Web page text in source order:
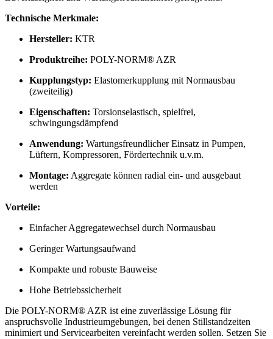
Technische Merkmale:
Hersteller: KTR
Produktreihe: POLY-NORM® AZR
Kupplungstyp: Elastomerkupplung mit Normausbau
(zweiteilig)
Eigenschaften: Torsionselastisch, spielfrei,
schwingungsdämpfend
Anwendung: Wartungsfreundlicher Einsatz in Pumpen,
Lüftern, Kompressoren, Fördertechnik u.v.m.
Montage: Aggregate können radial ein- und ausgebaut
werden
Vorteile:
Einfacher Aggregatewechsel durch Normausbau
Geringer Wartungsaufwand
Kompakte und robuste Bauweise
Hohe Betriebssicherheit
Die POLY-NORM® AZR ist eine zuverlässige Lösung für
anspruchsvolle Industrieumgebungen, bei denen Stillstandzeiten
minimiert und Servicearbeiten vereinfacht werden sollen. Setzen Sie